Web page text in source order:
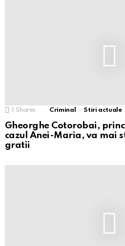
Shares Criminal Stiri actuale
Gheorghe Cotorobai,
cazul Anei-Maria, va mai
gratii